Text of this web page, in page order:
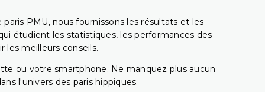
PMU, nous fournissons les résultats et les
étudient les statistiques, les performances des
les meilleurs conseils.
ou votre smartphone. Ne manquez plus aucun
l'univers des paris hippiques.